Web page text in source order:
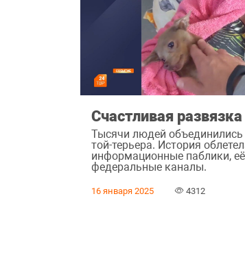
Счастливая развязка
Тысячи людей объединились
той-терьера. История
информационные паблики,
федеральные каналы.
16 января 2025 4312